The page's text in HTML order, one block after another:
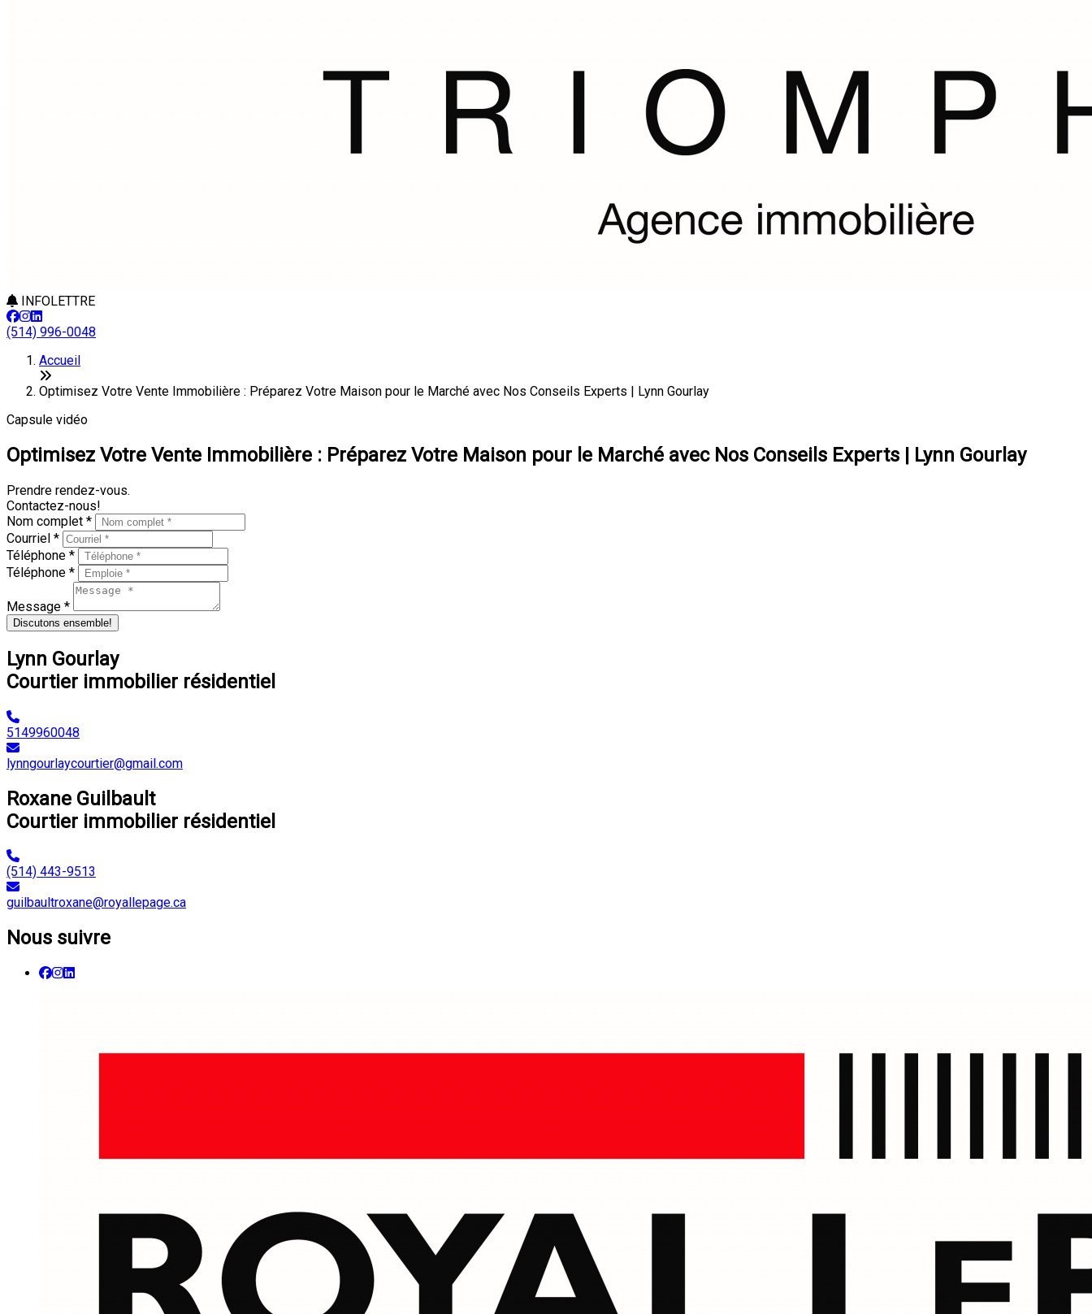
INFOLETTRE
(514) 996-0048
Accueil
Optimisez Votre Vente Immobilière : Préparez Votre Maison pour le Marché avec Nos Conseils Experts | Lynn Gourlay
Capsule vidéo
Optimisez Votre Vente Immobilière : Préparez Votre Maison pour le Marché avec Nos Conseils Experts | Lynn Gourlay
Prendre rendez-vous.
Contactez-nous!
Nom complet *
Courriel *
Téléphone *
Téléphone *
Message *
Discutons ensemble!
Lynn Gourlay
Courtier immobilier résidentiel
5149960048
lynngourlaycourtier@gmail.com
Roxane Guilbault
Courtier immobilier résidentiel
(514) 443-9513
guilbaultroxane@royallepage.ca
Nous suivre